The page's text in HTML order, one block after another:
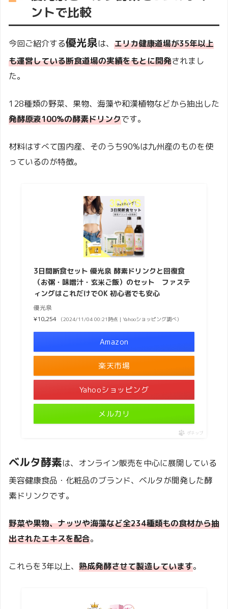
ントで比較
今回ご紹介する優光泉は、 エリカ健康道場が35年以上
も運営している断食道場の実績をもとに開発されまし
た。
128種類の野菜、果物、海藻や和漢植物などから抽出した
発酵原液100%の酵素ドリンクです。
材料はすべて国内産、そのうち90%は九州産のものを使
っているのが特徴。
3日間断食セット 優光泉 酵素ドリンクと回復食
（お粥・味噌汁・玄米ご飯）のセット ファステ
ィングはこれだけでOK 初心者でも安心
優光泉
¥10,254
（2024/11/04 00:21時点 | Yahooショッピング調べ）
Amazon
楽天市場
Yahooショッピング
メルカリ
ポチップ
ベルタ酵素は、オンライン販売を中心に展開している
美容健康食品・化粧品のブランド、ベルタが開発した酵
素ドリンクです。
野菜や果物、ナッツや海藻など全234種類もの食材から抽
出されたエキスを配合。
これらを3年以上、 熟成発酵させて製造しています。